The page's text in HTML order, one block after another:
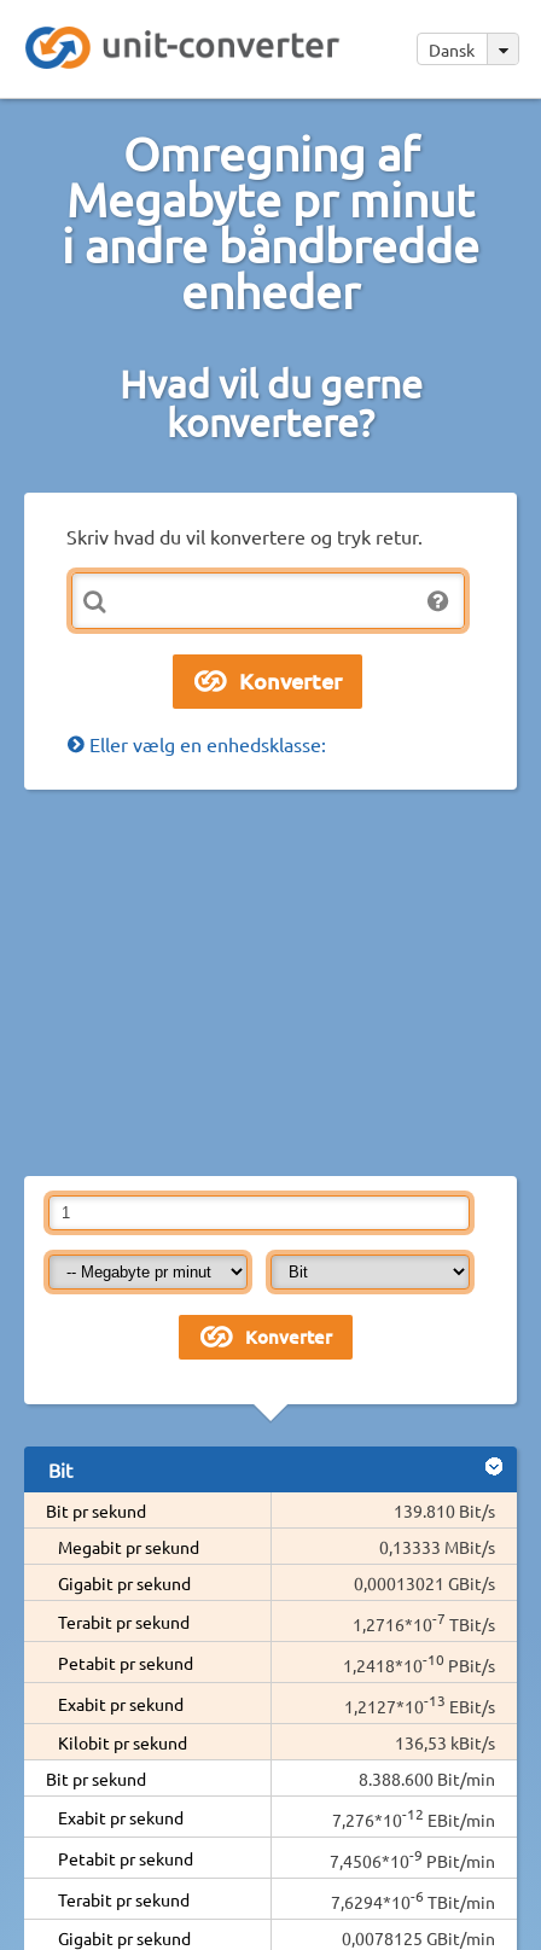
Dansk
Omregning af
Megabyte pr minut
i andre båndbredde
enheder
Hvad vil du gerne
konvertere?
Skriv hvad du vil konvertere og tryk retur.
Eller vælg en enhedsklasse:
Bit
Bit pr sekund
139.810 Bit/s
Megabit pr sekund
0,13333 MBit/s
Gigabit pr sekund
0,00013021 GBit/s
Terabit pr sekund
1,2716*10-7 TBit/s
Petabit pr sekund
1,2418*10-10 PBit/s
Exabit pr sekund
1,2127*10-13 EBit/s
Kilobit pr sekund
136,53 kBit/s
Bit pr sekund
8.388.600 Bit/min
Exabit pr sekund
7,276*10-12 EBit/min
Petabit pr sekund
7,4506*10-9 PBit/min
Terabit pr sekund
7,6294*10-6 TBit/min
Gigabit pr sekund
0,0078125 GBit/min